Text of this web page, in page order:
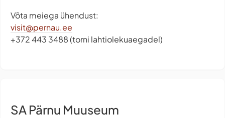
Võta meiega ühendust:
visit@pernau.ee
+372 443 3488 (torni lahtiolekuaegadel)
SA Pärnu Muuseum